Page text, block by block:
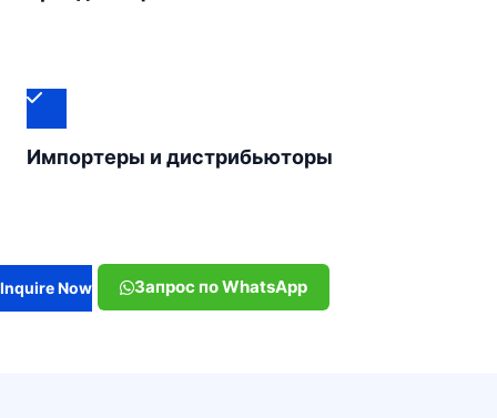
Импортеры и дистрибьюторы
Inquire Now Запрос по WhatsApp